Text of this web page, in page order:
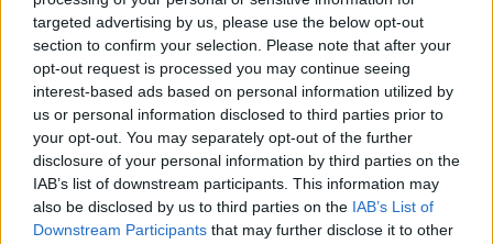
targeted advertising by us, please use the below opt-out
section to confirm your selection. Please note that after your
opt-out request is processed you may continue seeing
interest-based ads based on personal information utilized by
us or personal information disclosed to third parties prior to
your opt-out. You may separately opt-out of the further
disclosure of your personal information by third parties on the
IAB’s list of downstream participants. This information may
also be disclosed by us to third parties on the IAB’s List of
Downstream Participants that may further disclose it to other
κράτος καταγωγής τους.
Ποιος εκλέγεται Δήμαρχος ή Περιφερειάρχης;
Ποιος εκλέγεται Δημοτικός ή Περιφερειακός
Σύμβουλος;
Δήμαρχος ή Περιφερειάρχης εκλέγεται ο/η